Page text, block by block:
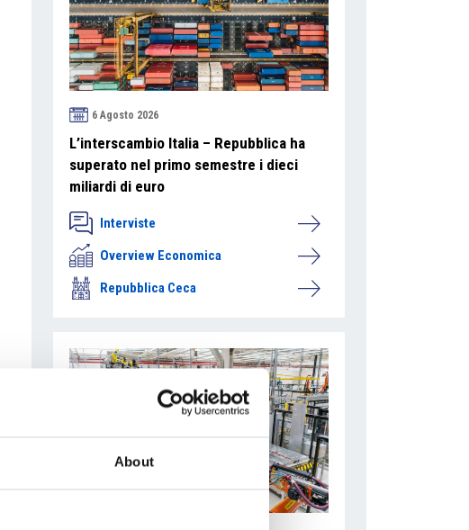
About
6 Agosto 2026
L’interscambio Italia – Repubblica ha
superato nel primo semestre i dieci
miliardi di euro
Interviste
Overview Economica
Repubblica Ceca